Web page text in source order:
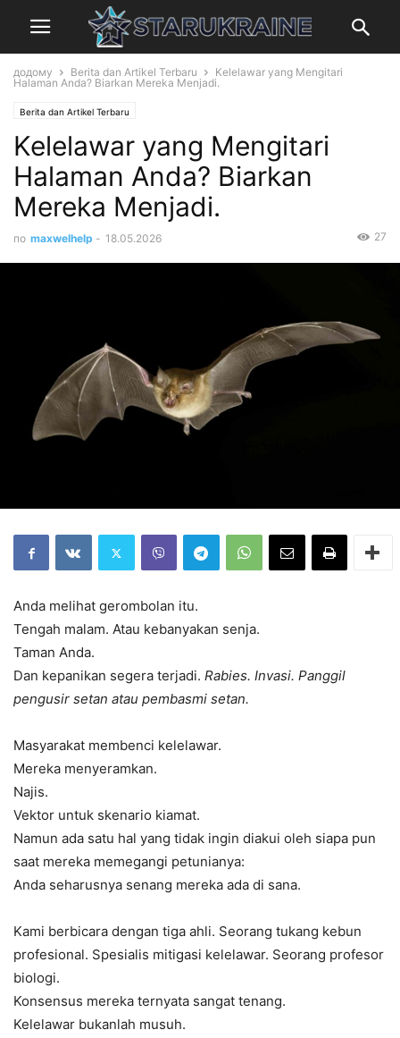
додому Berita dan Artikel Terbaru
Kelelawar yang Mengitari
Halaman Anda? Biarkan Mereka Menjadi.
Berita dan Artikel Terbaru
Kelelawar yang Mengitari
Halaman Anda? Biarkan
Mereka Menjadi.
по maxwelhelp - 18.05.2026 27
Anda melihat gerombolan itu.
Tengah malam. Atau kebanyakan senja.
Taman Anda.
Dan kepanikan segera terjadi. Rabies. Invasi. Panggil
pengusir setan atau pembasmi setan.
Masyarakat membenci kelelawar.
Mereka menyeramkan.
Najis.
Vektor untuk skenario kiamat.
Namun ada satu hal yang tidak ingin diakui oleh siapa pun
saat mereka memegangi petunianya:
Anda seharusnya senang mereka ada di sana.
Kami berbicara dengan tiga ahli. Seorang tukang kebun
profesional. Spesialis mitigasi kelelawar. Seorang profesor
biologi.
Konsensus mereka ternyata sangat tenang.
Kelelawar bukanlah musuh.